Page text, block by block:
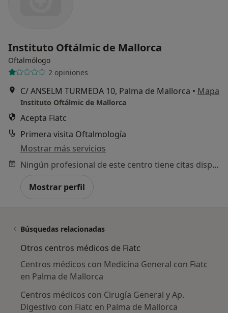
Instituto Oftálmic de Mallorca
Oftalmólogo
2 opiniones
C/ ANSELM TURMEDA 10, Palma de Mallorca • Mapa
Instituto Oftálmic de Mallorca
Acepta Fiatc
Primera visita Oftalmología
Mostrar más servicios
Ningún profesional de este centro tiene citas disponibles
Mostrar perfil
Búsquedas relacionadas
Otros centros médicos de Fiatc
Centros médicos con Medicina General con Fiatc
en Palma de Mallorca
Centros médicos con Cirugía General y Ap.
Digestivo con Fiatc en Palma de Mallorca